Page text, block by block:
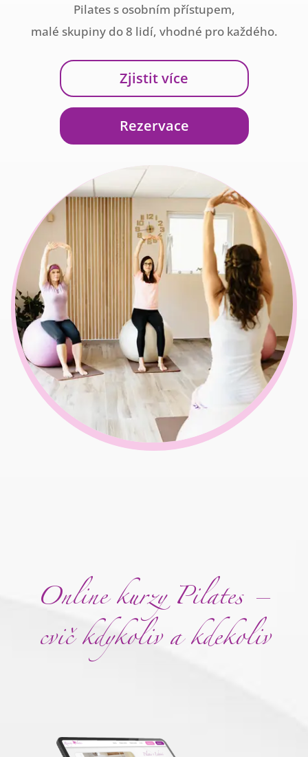
Pilates s osobním přístupem,
malé skupiny do 8 lidí, vhodné pro každého.
Zjistit více
Rezervace
Online kurzy Pilates –
cvič kdykoliv a kdekoliv